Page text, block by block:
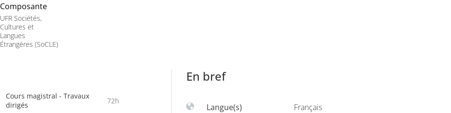
Composante
UFR Sociétés,
Cultures et
Langues
Étrangères (SoCLE)
Cours magistral - Travaux
dirigés
72h
En bref
Langue(s)
Français